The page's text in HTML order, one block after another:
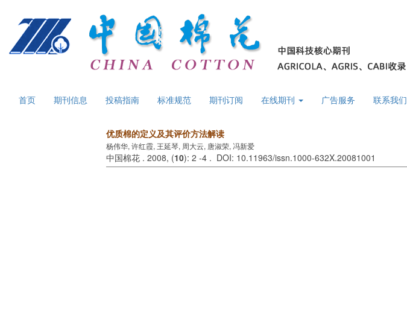
首页 期刊信息 投稿指南 标准规范 期刊订阅 在线期刊 广告服务 联系我们
优质棉的定义及其评价方法解读
杨伟华, 许红霞, 王延琴, 周大云, 唐淑荣, 冯新爱
中国棉花 . 2008, (10): 2 -4 . DOI: 10.11963/issn.1000-632X.20081001